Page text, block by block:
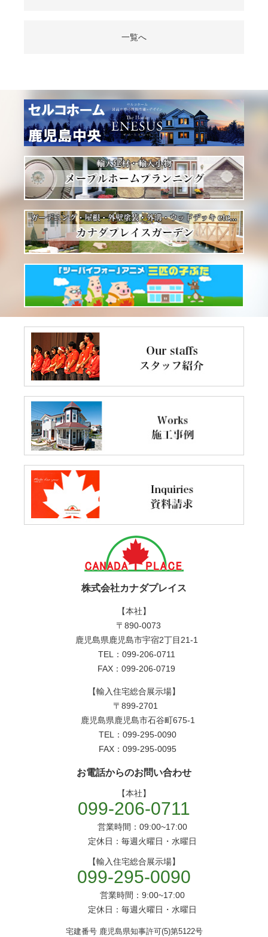
一覧へ
株式会社カナダプレイス
【本社】
〒890-0073
鹿児島県鹿児島市宇宿2丁目21-1
TEL：099-206-0711
FAX：099-206-0719
【輸入住宅総合展示場】
〒899-2701
鹿児島県鹿児島市石谷町675-1
TEL：099-295-0090
FAX：099-295-0095
お電話からのお問い合わせ
【本社】
099-206-0711
営業時間：09:00~17:00
定休日：毎週火曜日・水曜日
【輸入住宅総合展示場】
099-295-0090
営業時間：9:00~17:00
定休日：毎週火曜日・水曜日
宅建番号 鹿児島県知事許可(5)第5122号